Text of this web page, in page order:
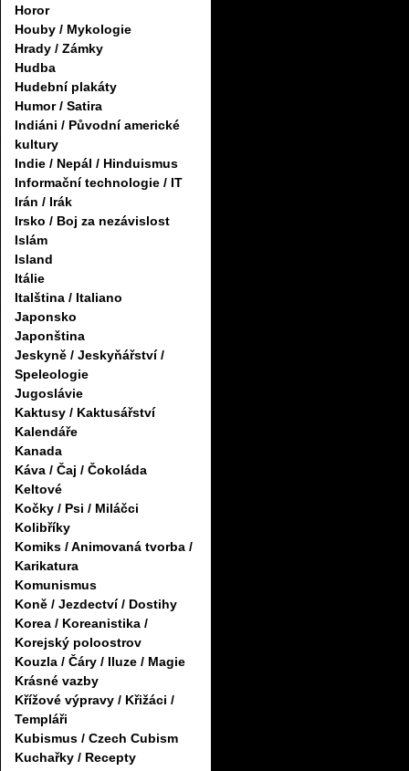
Horor
Houby / Mykologie
Hrady / Zámky
Hudba
Hudební plakáty
Humor / Satira
Indiáni / Původní americké
kultury
Indie / Nepál / Hinduismus
Informační technologie / IT
Irán / Irák
Irsko / Boj za nezávislost
Islám
Island
Itálie
Italština / Italiano
Japonsko
Japonština
Jeskyně / Jeskyňářství /
Speleologie
Jugoslávie
Kaktusy / Kaktusářství
Kalendáře
Kanada
Káva / Čaj / Čokoláda
Keltové
Kočky / Psi / Miláčci
Kolibříky
Komiks / Animovaná tvorba /
Karikatura
Komunismus
Koně / Jezdectví / Dostihy
Korea / Koreanistika /
Korejský poloostrov
Kouzla / Čáry / Iluze / Magie
Krásné vazby
Křížové výpravy / Křižáci /
Templáři
Kubismus / Czech Cubism
Kuchařky / Recepty